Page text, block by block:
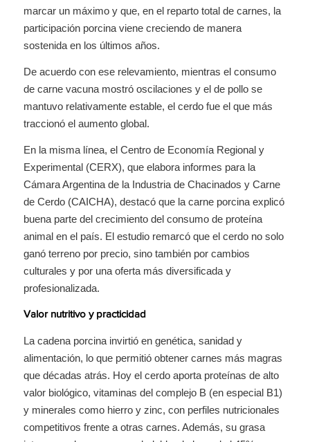
marcar un máximo y que, en el reparto total de carnes, la
participación porcina viene creciendo de manera
sostenida en los últimos años.
De acuerdo con ese relevamiento, mientras el consumo
de carne vacuna mostró oscilaciones y el de pollo se
mantuvo relativamente estable, el cerdo fue el que más
traccionó el aumento global.
En la misma línea, el Centro de Economía Regional y
Experimental (CERX), que elabora informes para la
Cámara Argentina de la Industria de Chacinados y Carne
de Cerdo (CAICHA), destacó que la carne porcina explicó
buena parte del crecimiento del consumo de proteína
animal en el país. El estudio remarcó que el cerdo no solo
ganó terreno por precio, sino también por cambios
culturales y por una oferta más diversificada y
profesionalizada.
Valor nutritivo y practicidad
La cadena porcina invirtió en genética, sanidad y
alimentación, lo que permitió obtener carnes más magras
que décadas atrás. Hoy el cerdo aporta proteínas de alto
valor biológico, vitaminas del complejo B (en especial B1)
y minerales como hierro y zinc, con perfiles nutricionales
competitivos frente a otras carnes. Además, su grasa